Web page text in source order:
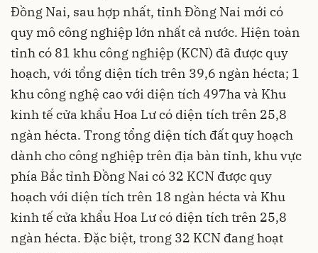
Đồng Nai, sau hợp nhất, tỉnh Đồng Nai mới có
quy mô công nghiệp lớn nhất cả nước. Hiện toàn
tỉnh có 81 khu công nghiệp (KCN) đã được quy
hoạch, với tổng diện tích trên 39,6 ngàn hécta; 1
khu công nghệ cao với diện tích 497ha và Khu
kinh tế cửa khẩu Hoa Lư có diện tích trên 25,8
ngàn hécta. Trong tổng diện tích đất quy hoạch
dành cho công nghiệp trên địa bàn tỉnh, khu vực
phía Bắc tỉnh Đồng Nai có 32 KCN được quy
hoạch với diện tích trên 18 ngàn hécta và Khu
kinh tế cửa khẩu Hoa Lư có diện tích trên 25,8
ngàn hécta. Đặc biệt, trong 32 KCN đang hoạt